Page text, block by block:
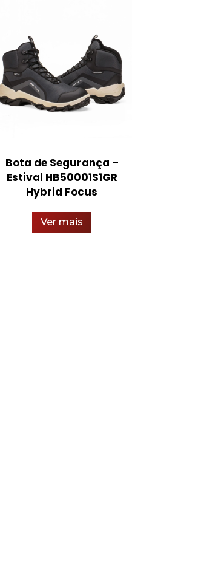
Bota de Segurança –
Estival HB50001S1GR
Hybrid Focus
Ver mais